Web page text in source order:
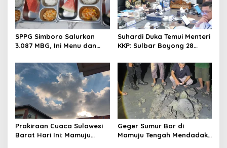
SPPG Simboro Salurkan
3.087 MBG, Ini Menu dan
Suhardi Duka Temui Menteri
KKP: Sulbar Boyong 28
Kapal 30 GT
Prakiraan Cuaca Sulawesi
Barat Hari Ini: Mamuju
Geger Sumur Bor di
Mamuju Tengah Mendadak